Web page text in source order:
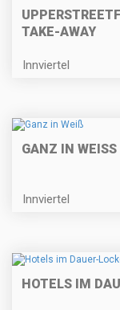
TAKE-AWAY
Innviertel
GANZ IN WEISS
Innviertel
HOTELS IM